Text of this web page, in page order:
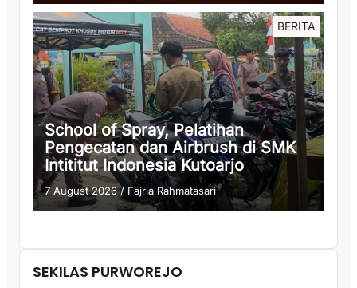
BERITA
School of Spray, Pelatihan
Pengecatan dan Airbrush di SMK
Intititut Indonesia Kutoarjo
7 August 2026/ Fajria Rahmatasari
SEKILAS PURWOREJO